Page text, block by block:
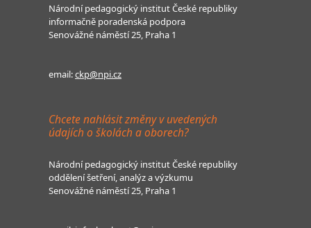
Národní pedagogický institut České republiky
informačně poradenská podpora
Senovážné náměstí 25, Praha 1
email:ckp@npi.cz
Chcete nahlásit změny v uvedených
údajích o školách a oborech?
Národní pedagogický institut České republiky
oddělení šetření, analýz a výzkumu
Senovážné náměstí 25, Praha 1